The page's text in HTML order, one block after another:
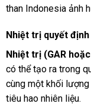
than Indonesia ảnh
Nhiệt trị quyết
Nhiệt trị (GAR
có thể tạo ra trong
cùng một khối
tiêu hao nhiên liệu.